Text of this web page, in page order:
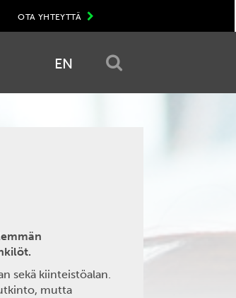
OTA YHTEYTTÄ
EN
sekä kiinteistöalan.
mutta